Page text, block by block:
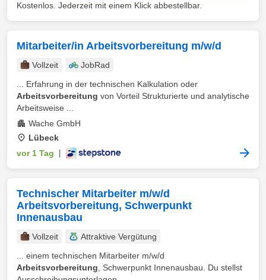
Kostenlos. Jederzeit mit einem Klick abbestellbar.
Mitarbeiter/in Arbeitsvorbereitung m/w/d
Vollzeit
JobRad
... Erfahrung in der technischen Kalkulation oder
Arbeitsvorbereitung von Vorteil Strukturierte und analytische
Arbeitsweise ...
Wache GmbH
Lübeck
vor 1 Tag
Technischer Mitarbeiter m/w/d
Arbeitsvorbereitung, Schwerpunkt
Innenausbau
Vollzeit
Attraktive Vergütung
... einem technischen Mitarbeiter m/w/d
Arbeitsvorbereitung , Schwerpunkt Innenausbau. Du stellst